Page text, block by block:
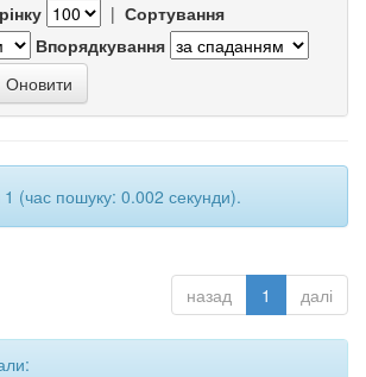
| Сортування
Впорядкування
1 (час пошуку: 0.002 секунди).
назад 1 далі